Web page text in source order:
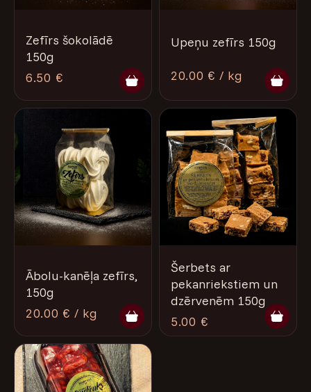
Zefīrs šokolādē
150g
6.50 €
Upeņu zefīrs 150g
20.00 € / kg
Ābolu-kanēļa zefīrs,
150g
20.00 € / kg
Šerbets ar
pekanriekstiem un
dzērvenēm 150g
5.00 €